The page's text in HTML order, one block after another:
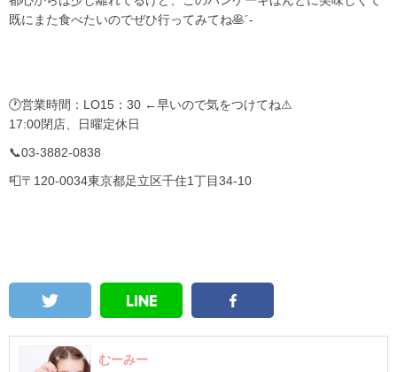
既にまた食べたいのでぜひ行ってみてね🥞´-
🕐営業時間：LO15：30 ←早いので気をつけてね⚠
17:00閉店、日曜定休日
📞03-3882-0838
📮〒120-0034東京都足立区千住1丁目34-10
むーみー